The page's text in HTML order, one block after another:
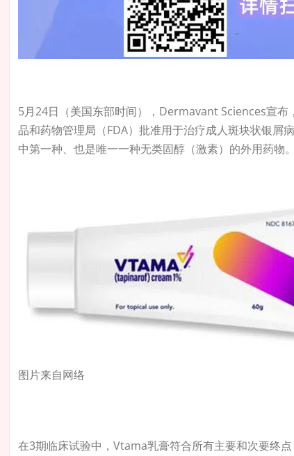
5月24日（美国东部时间），Dermavant Sciences宣
品和药物管理局（FDA）批准用于治疗成人斑块状银屑
中第一种、也是唯一一种无类固醇（激素）的外用药物。
图片来自网络
在3期临床试验中，Vtama乳膏符合所有主要和次要终